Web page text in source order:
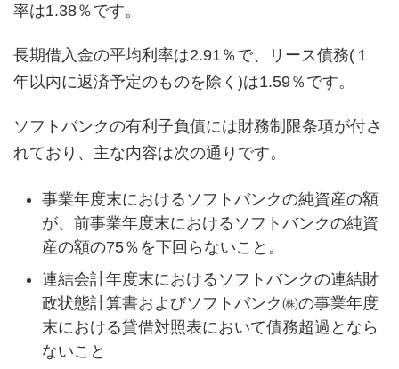
率は1.38％です。
長期借入金の平均利率は2.91％で、リース債務(１
年以内に返済予定のものを除く)は1.59％です。
ソフトバンクの有利子負債には財務制限条項が付さ
れており、主な内容は次の通りです。
事業年度末におけるソフトバンクの純資産の額
が、前事業年度末におけるソフトバンクの純資
産の額の75％を下回らないこと。
連結会計年度末におけるソフトバンクの連結財
政状態計算書およびソフトバンク㈱の事業年度
末における貸借対照表において債務超過となら
ないこと